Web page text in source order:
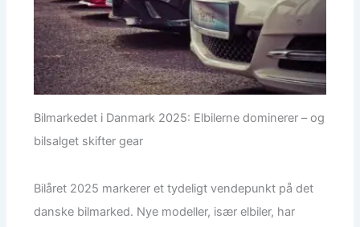
Bilmarkedet i Danmark 2025: Elbilerne dominerer – og
bilsalget skifter gear
Bilåret 2025 markerer et tydeligt vendepunkt på det
danske bilmarked. Nye modeller, især elbiler, har